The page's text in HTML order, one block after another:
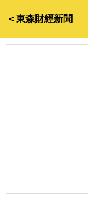
＜東森財經新聞